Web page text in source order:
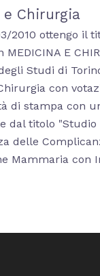
e Chirurgia
2010 ottengo il
E
Studi di
con
di stampa con
dal titolo "Studio
delle
Mammaria con